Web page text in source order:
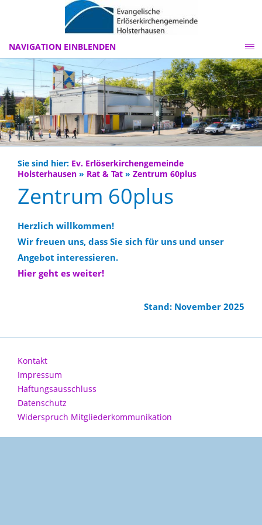
NAVIGATION EINBLENDEN
Sie sind hier: Ev. Erlöserkirchengemeinde
Holsterhausen » Rat & Tat » Zentrum 60plus
Zentrum 60plus
Herzlich willkommen!
Wir freuen uns, dass Sie sich für uns und unser
Angebot interessieren.
Hier geht es weiter!
Stand: November 2025
Kontakt
Impressum
Haftungsausschluss
Datenschutz
Widerspruch Mitgliederkommunikation